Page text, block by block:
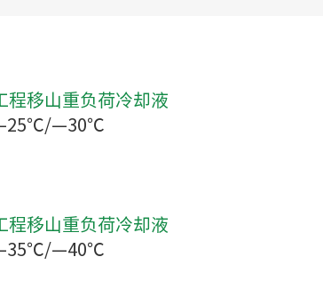
程移山重负荷冷却液
—30℃
程移山重负荷冷却液
—40℃